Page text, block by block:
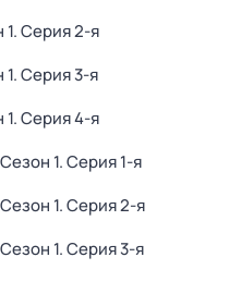
1. Серия 2-я
1. Серия 3-я
1. Серия 4-я
1. Серия 1-я
1. Серия 2-я
1. Серия 3-я